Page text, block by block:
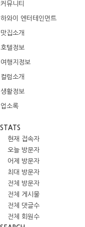
커뮤니티
하와이 엔터테인먼트
맛집소개
호텔정보
여행지정보
컬럼소개
생활정보
업소록
STATS
현재 접속자
오늘 방문자
어제 방문자
최대 방문자
전체 방문자
전체 게시물
전체 댓글수
전체 회원수